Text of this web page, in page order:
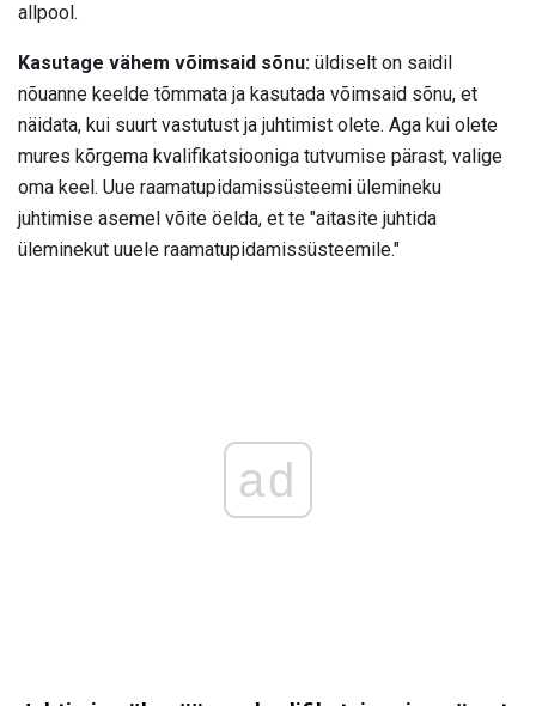
allpool.
Kasutage vähem võimsaid sõnu: üldiselt on saidil
nõuanne keelde tõmmata ja kasutada võimsaid sõnu, et
näidata, kui suurt vastutust ja juhtimist olete. Aga kui olete
mures kõrgema kvalifikatsiooniga tutvumise pärast, valige
oma keel. Uue raamatupidamissüsteemi ülemineku
juhtimise asemel võite öelda, et te "aitasite juhtida
üleminekut uuele raamatupidamissüsteemile."
ad